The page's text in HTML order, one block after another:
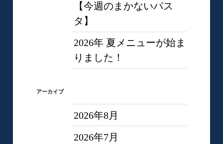
【今週のまかないパス
タ】
2026年 夏メニューが始ま
りました！
アーカイブ
2026年8月
2026年7月